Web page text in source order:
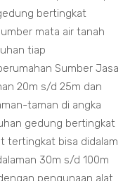
bertingkat
mata air tanah
tiap
Sumber Jasa
20m s/d 25m dan
taman di angka
gedung bertingkat
tertingkat bisa didalam
30m s/d 100m
pengunaan alat